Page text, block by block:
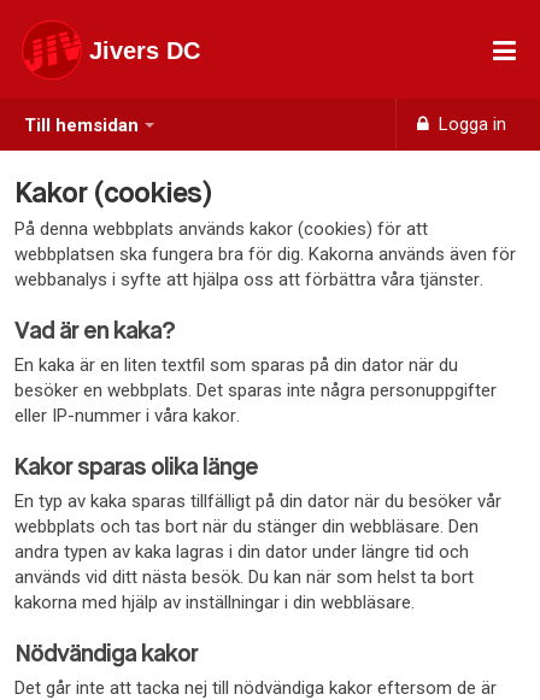
Till hemsidan Logga in
Jivers DC
Kakor (cookies)
På denna webbplats används kakor (cookies) för att
webbplatsen ska fungera bra för dig. Kakorna används även för
webbanalys i syfte att hjälpa oss att förbättra våra tjänster.
Vad är en kaka?
En kaka är en liten textfil som sparas på din dator när du
besöker en webbplats. Det sparas inte några personuppgifter
eller IP-nummer i våra kakor.
Kakor sparas olika länge
En typ av kaka sparas tillfälligt på din dator när du besöker vår
webbplats och tas bort när du stänger din webbläsare. Den
andra typen av kaka lagras i din dator under längre tid och
används vid ditt nästa besök. Du kan när som helst ta bort
kakorna med hjälp av inställningar i din webbläsare.
Nödvändiga kakor
Det går inte att tacka nej till nödvändiga kakor eftersom de är